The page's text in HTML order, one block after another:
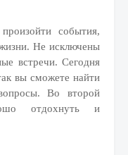
события,
Не исключены
встречи. Сегодня
вы сможете найти
Во второй
отдохнуть и